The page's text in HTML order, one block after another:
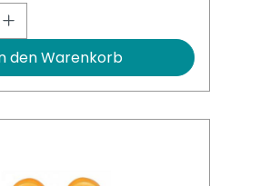
Anzahl: Gib den
den Warenkorb